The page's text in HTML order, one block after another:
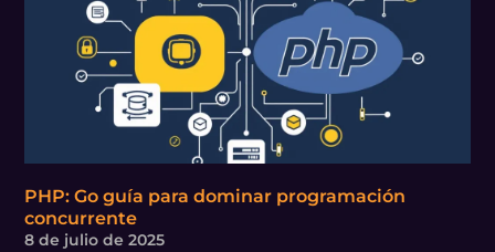
PHP: Go guía para dominar programación
concurrente
8 de julio de 2025